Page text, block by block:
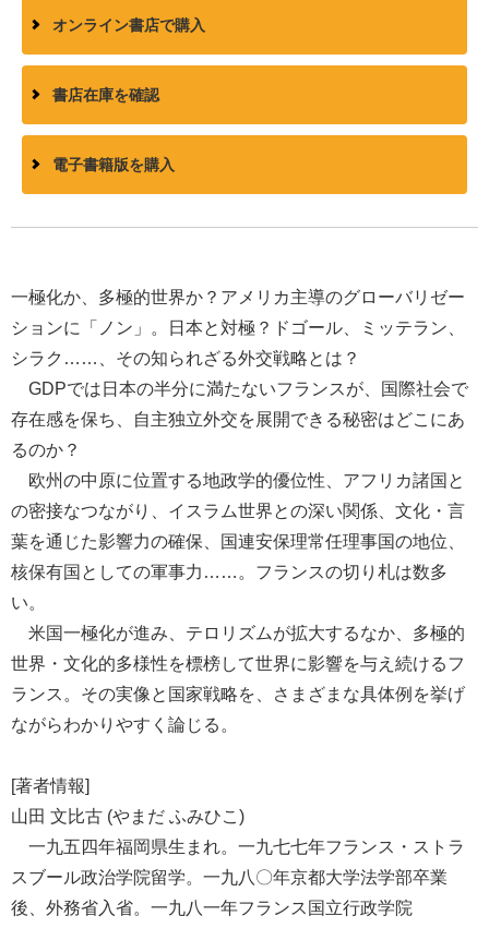
オンライン書店で購入
書店在庫を確認
電子書籍版を購入
一極化か、多極的世界か？アメリカ主導のグローバリゼー
ションに「ノン」。日本と対極？ドゴール、ミッテラン、
シラク……、その知られざる外交戦略とは？
GDPでは日本の半分に満たないフランスが、国際社会で
存在感を保ち、自主独立外交を展開できる秘密はどこにあ
るのか？
欧州の中原に位置する地政学的優位性、アフリカ諸国と
の密接なつながり、イスラム世界との深い関係、文化・言
葉を通じた影響力の確保、国連安保理常任理事国の地位、
核保有国としての軍事力……。フランスの切り札は数多
い。
米国一極化が進み、テロリズムが拡大するなか、多極的
世界・文化的多様性を標榜して世界に影響を与え続けるフ
ランス。その実像と国家戦略を、さまざまな具体例を挙げ
ながらわかりやすく論じる。
[著者情報]
山田 文比古 (やまだ ふみひこ)
一九五四年福岡県生まれ。一九七七年フランス・ストラ
スブール政治学院留学。一九八〇年京都大学法学部卒業
後、外務省入省。一九八一年フランス国立行政学院